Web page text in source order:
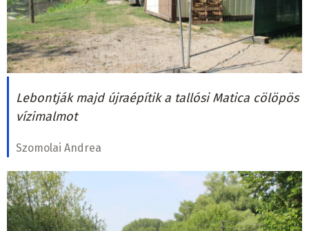
Lebontják majd újraépítik a tallósi Matica cölöpös
vízimalmot
Szomolai Andrea